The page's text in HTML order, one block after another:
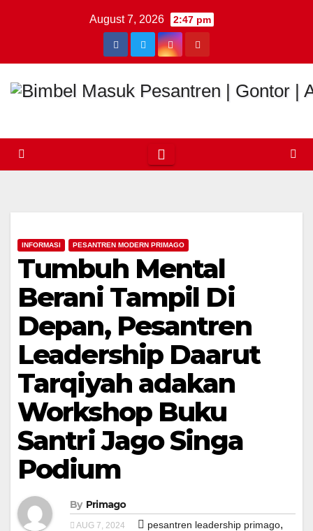
August 7, 2026 2:47 pm
INFORMASI PESANTREN MODERN PRIMAGO
Tumbuh Mental
Berani Tampil Di
Depan, Pesantren
Leadership Daarut
Tarqiyah adakan
Workshop Buku
Santri Jago Singa
Podium
By Primago
AUG 7, 2024 pesantren leadership primago,